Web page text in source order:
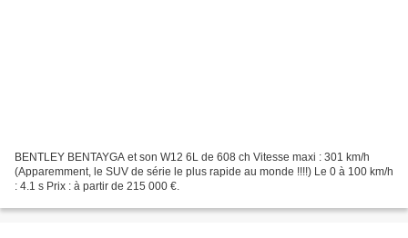
BENTLEY BENTAYGA et son W12 6L de 608 ch Vitesse maxi : 301 km/h
(Apparemment, le SUV de série le plus rapide au monde !!!!) Le 0 à 100 km/h
: 4.1 s Prix : à partir de 215 000 €.